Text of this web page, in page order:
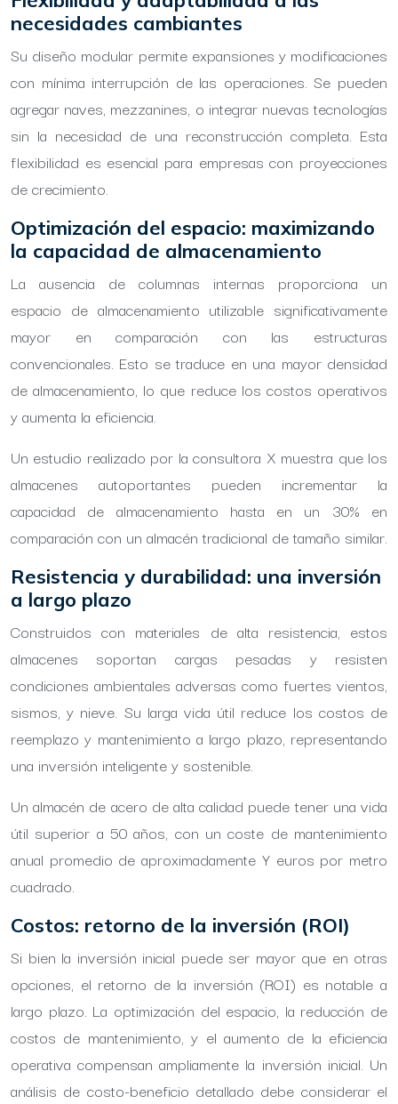
necesidades cambiantes
Su diseño modular permite expansiones y modificaciones
con mínima interrupción de las operaciones. Se pueden
agregar naves, mezzanines, o integrar nuevas tecnologías
sin la necesidad de una reconstrucción completa. Esta
flexibilidad es esencial para empresas con proyecciones
de crecimiento.
Optimización del espacio: maximizando
la capacidad de almacenamiento
La ausencia de columnas internas proporciona un
espacio de almacenamiento utilizable significativamente
mayor en comparación con las estructuras
convencionales. Esto se traduce en una mayor densidad
de almacenamiento, lo que reduce los costos operativos
y aumenta la eficiencia.
Un estudio realizado por la consultora X muestra que los
almacenes autoportantes pueden incrementar la
capacidad de almacenamiento hasta en un 30% en
comparación con un almacén tradicional de tamaño similar.
Resistencia y durabilidad: una inversión
a largo plazo
Construidos con materiales de alta resistencia, estos
almacenes soportan cargas pesadas y resisten
condiciones ambientales adversas como fuertes vientos,
sismos, y nieve. Su larga vida útil reduce los costos de
reemplazo y mantenimiento a largo plazo, representando
una inversión inteligente y sostenible.
Un almacén de acero de alta calidad puede tener una vida
útil superior a 50 años, con un coste de mantenimiento
anual promedio de aproximadamente Y euros por metro
cuadrado.
Costos: retorno de la inversión (ROI)
Si bien la inversión inicial puede ser mayor que en otras
opciones, el retorno de la inversión (ROI) es notable a
largo plazo. La optimización del espacio, la reducción de
costos de mantenimiento, y el aumento de la eficiencia
operativa compensan ampliamente la inversión inicial. Un
análisis de costo-beneficio detallado debe considerar el